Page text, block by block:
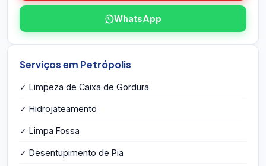
WhatsApp
Serviços em Petrópolis
✓ Limpeza de Caixa de Gordura
✓ Hidrojateamento
✓ Limpa Fossa
✓ Desentupimento de Pia